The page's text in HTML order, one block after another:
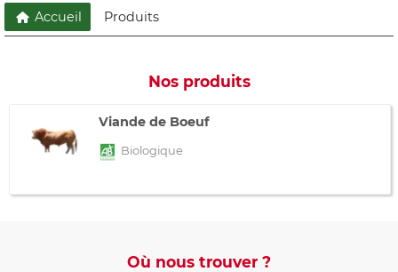
Accueil Produits
Nos produits
Viande de Boeuf
Biologique
Où nous trouver ?